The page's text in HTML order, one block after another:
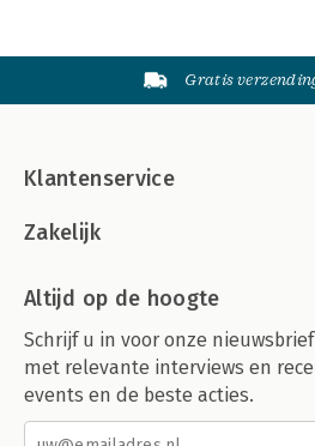
Gratis
Klantenservice
Zakelijk
Altijd op de hoogte
Schrijf u in voor onze
met relevante interviews en
events en de beste acties.